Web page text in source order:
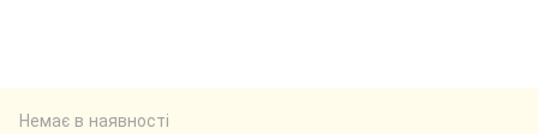
Немає в наявності